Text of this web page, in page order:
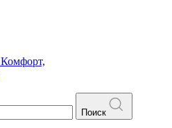
Комфорт,
Поиск